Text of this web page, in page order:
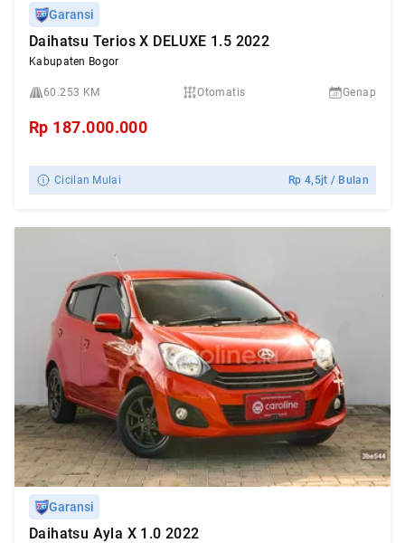
Garansi
Daihatsu Terios X DELUXE 1.5 2022
Kabupaten Bogor
60.253 KM Otomatis Genap
Rp 187.000.000
Cicilan Mulai Rp4,5jt / Bulan
Garansi
Daihatsu Ayla X 1.0 2022